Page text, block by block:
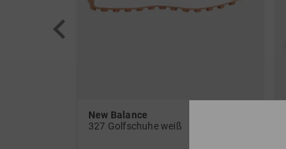
New Balance
327 Golfschuhe weiß